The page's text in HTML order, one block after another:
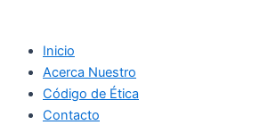
Inicio
Acerca Nuestro
Código de Ética
Contacto